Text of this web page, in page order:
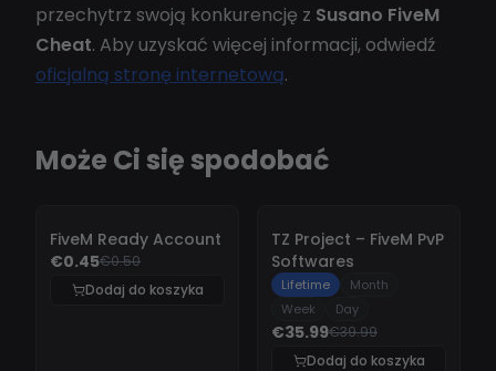
przechytrz swoją konkurencję z Susano FiveM
Cheat. Aby uzyskać więcej informacji, odwiedź
oficjalną stronę internetową.
Może Ci się spodobać
FiveM Ready Account
€0.45€0.50
Dodaj do koszyka
TZ Project – FiveM PvP
Softwares
Lifetime
Month
Week
Day
€35.99€39.99
Dodaj do koszyka